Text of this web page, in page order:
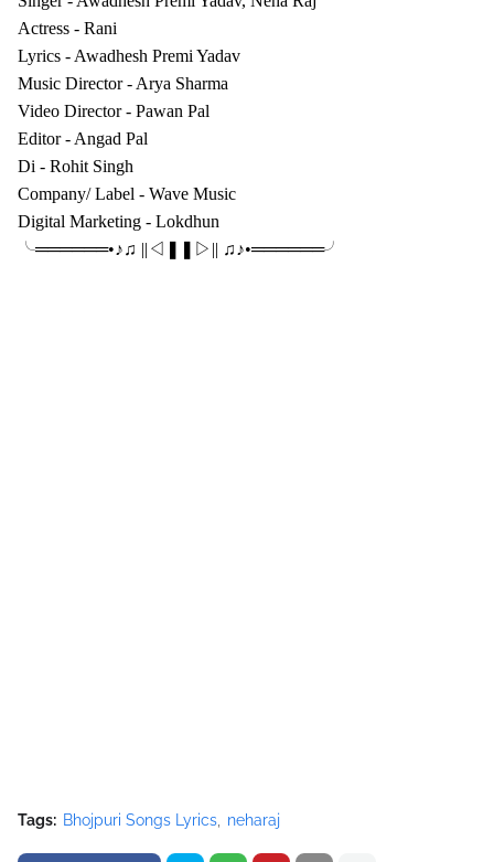
Actress - Rani
Lyrics - Awadhesh Premi Yadav
Music Director - Arya Sharma
Video Director - Pawan Pal
Editor - Angad Pal
Di - Rohit Singh
Company/ Label - Wave Music
Digital Marketing - Lokdhun
╰══════•♪♫ ||◁ㅤ❚❚ㅤ▷|| ♫♪•══════╯
Tags: Bhojpuri Songs Lyrics neharaj